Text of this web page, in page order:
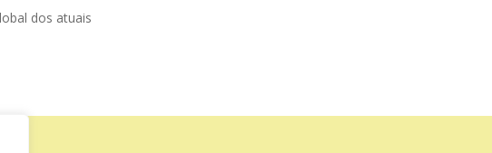
dos atuais